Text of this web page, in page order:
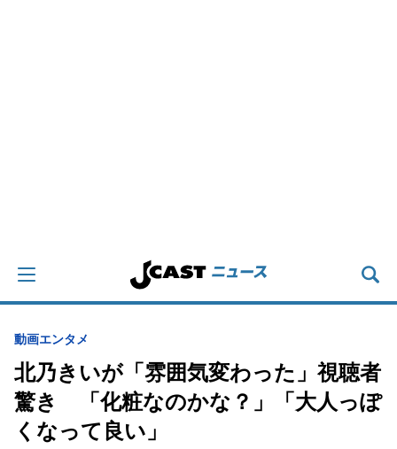
動画エンタメ
北乃きいが「雰囲気変わった」視聴者
驚き 「化粧なのかな？」「大人っぽ
くなって良い」